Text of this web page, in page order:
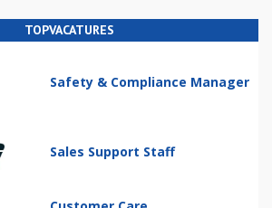
TOPVACATURES
Safety & Compliance Manager
Sales Support Staff